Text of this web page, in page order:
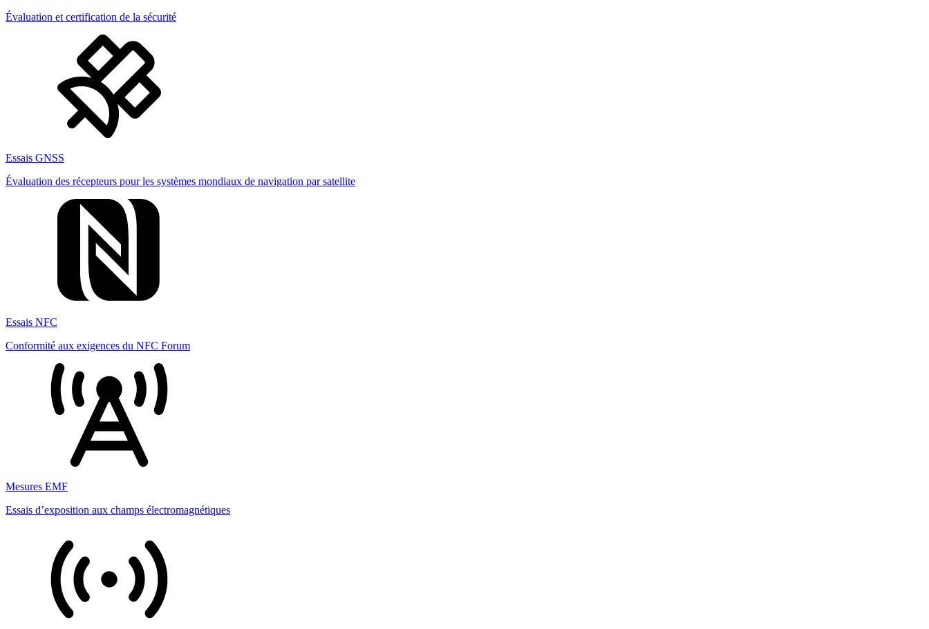
Évaluation et certification de la sécurité
Essais GNSS
Évaluation des récepteurs pour les systèmes mondiaux de navigation par satellite
Essais NFC
Conformité aux exigences du NFC Forum
Mesures EMF
Essais d’exposition aux champs électromagnétiques